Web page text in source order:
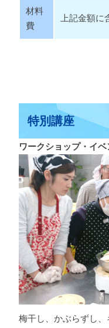
材料
費
上記金額に
特別講座
ワークショップ・イベ
梅干し、かぶらずし